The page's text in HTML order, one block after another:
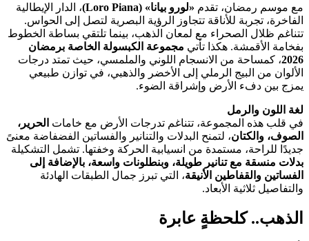
مع موسم رمضان، تقدم «لورو بيانا» (Loro Piana)
، الدار الإيطالية
الفاخرة، تجربة للأناقة تتجاوز الرؤية البصرية لتصل إلى الحواس.
تتناغم ظلال الصحراء مع لمعان الذهب، بينما تلتقي بساطة الخطوط
بفخامة الأقمشة. هكذا تأتي مجموعة الكبسولة الخاصة برمضان
2026، كمساحة من الانسجام اللوني والملمسي، حيث تمتد درجات
الألوان من البيج الرملي إلى الأخضر والذهبي، في توازن طبيعي
يمزج بين دفء الأرض وإشراقة الضوء.
لغة اللون والرمل
في قلب هذه المجموعة، تتناغم تدرجات الأرض مع خامات الحرير،
الصوف، والكتان، لتمنح البدلات والتنانير والفساتين الفضفاضة معنىً
جديدًا للراحة، مستمدة من انسيابية الحركة وخفتها. تشمل التشكيلة
بدلات منسقة مع تنانير طويلة، وبنطلونات واسعة، بالإضافة إلى
الفساتين والقفاطين الأنيقة، التي تبرز جمال الطبقات الهادئة
والتفاصيل ثلاثية الأبعاد.
الذهب.. كلحظةٍ عابرة